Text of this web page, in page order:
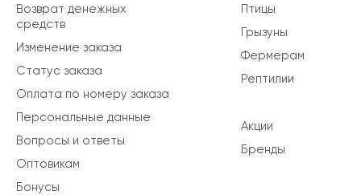
Птицы
Грызуны
Фермерам
Рептилии
Акции
Бренды
Возврат денежных
средств
Изменение заказа
Статус заказа
Оплата по номеру заказа
Персональные данные
Вопросы и ответы
Оптовикам
Бонусы